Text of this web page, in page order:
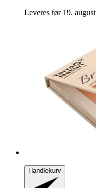
Leveres før 19. august
Handlekurv